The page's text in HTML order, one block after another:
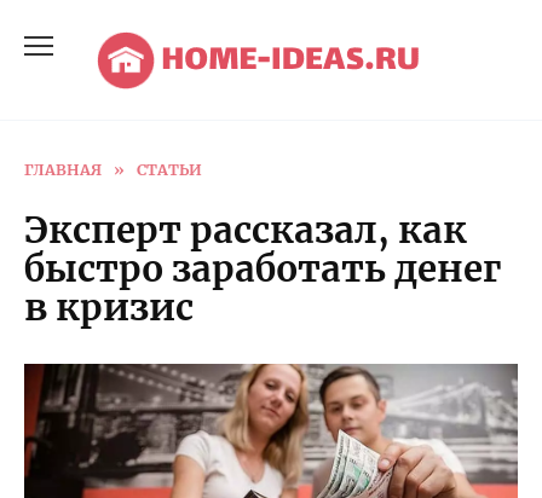
содержанию
ГЛАВНАЯ » СТАТЬИ
Эксперт рассказал, как
быстро заработать денег
в кризис